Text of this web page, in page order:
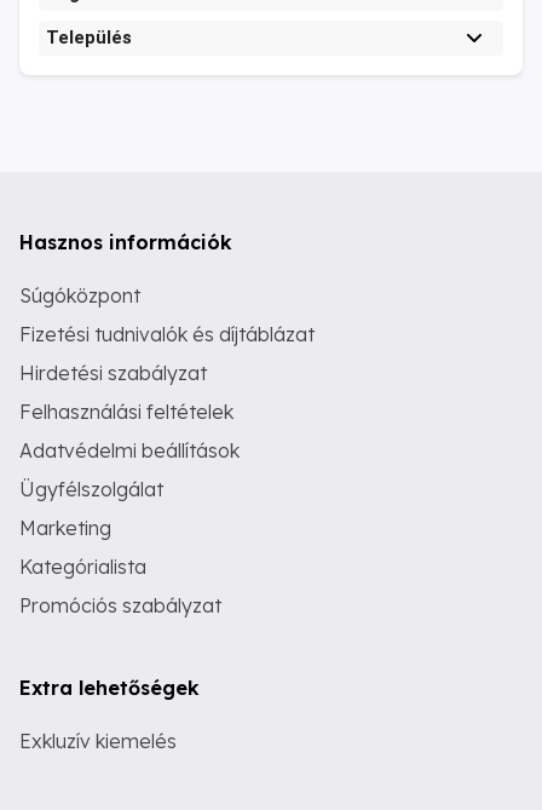
Település
Hasznos információk
Súgóközpont
Fizetési tudnivalók és díjtáblázat
Hirdetési szabályzat
Felhasználási feltételek
Adatvédelmi beállítások
Ügyfélszolgálat
Marketing
Kategórialista
Promóciós szabályzat
Extra lehetőségek
Exkluzív kiemelés